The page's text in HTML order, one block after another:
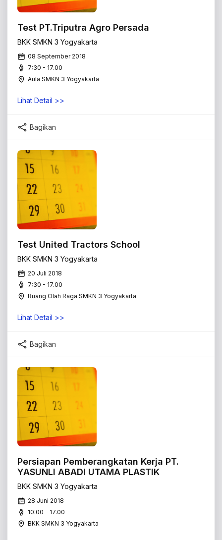
Test PT.Triputra Agro Persada
BKK SMKN 3 Yogyakarta
08 September 2018
7:30 - 17.00
Aula SMKN 3 Yogyakarta
Lihat Detail >>
Bagikan
Test United Tractors School
BKK SMKN 3 Yogyakarta
20 Juli 2018
7:30 - 17.00
Ruang Olah Raga SMKN 3 Yogyakarta
Lihat Detail >>
Bagikan
Persiapan Pemberangkatan Kerja PT.
YASUNLI ABADI UTAMA PLASTIK
BKK SMKN 3 Yogyakarta
28 Juni 2018
10:00 - 17.00
BKK SMKN 3 Yogyakarta